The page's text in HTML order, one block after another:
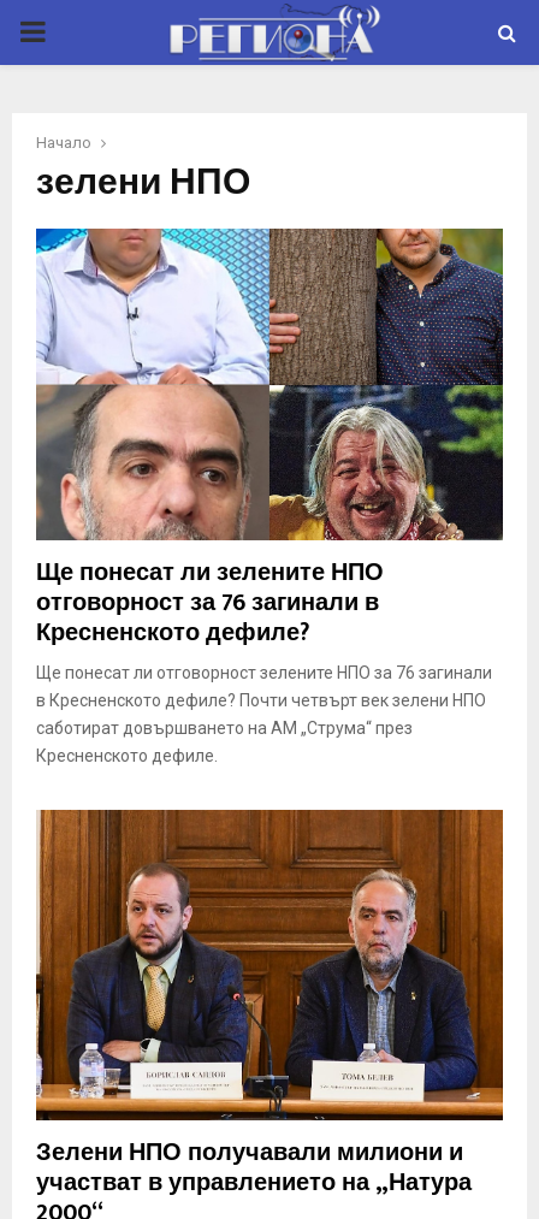
P
M
A
R
Y
M
N
U
Начало
зелени НПО
Ще понесат ли зелените НПО
отговорност за 76 загинали в
Кресненското дефиле?
Ще понесат ли отговорност зелените НПО за 76 загинали
в Кресненското дефиле? Почти четвърт век зелени НПО
саботират довършването на АМ „Струма“ през
Кресненското дефиле.
Зелени НПО получавали милиони и
участват в управлението на „Натура